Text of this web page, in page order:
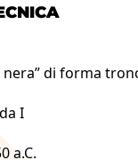
nera” di forma
I
a.C.